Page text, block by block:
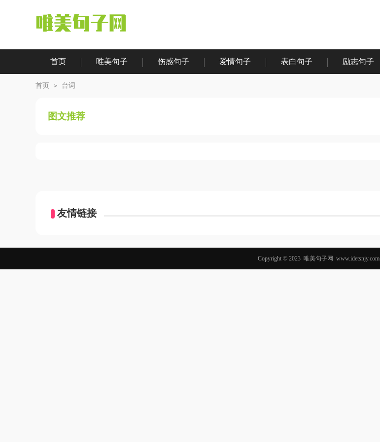
首页 唯美句子 伤感句子 爱情句子 表白句子 励志句子
首页 > 台词
图文推荐
友情链接
Copyright © 2023 唯美句子网